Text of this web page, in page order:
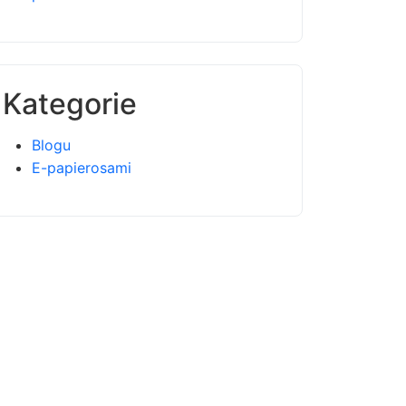
Kategorie
Blogu
E-papierosami